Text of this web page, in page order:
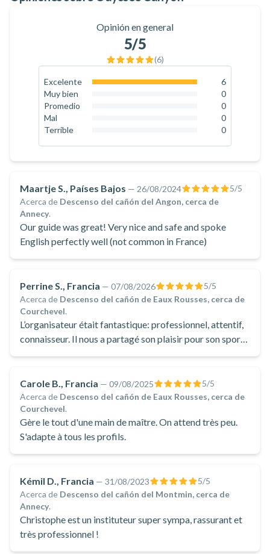
de unos conocimientos técnicos demostrados y de un
profundo amor por los barrancos.
Opinión en general
5/5
(6)
Excelente
6
Muy bien
0
Promedio
0
Mal
0
Terrible
0
Maartje S., Países Bajos — 26/08/2024 5/5
Acerca de Descenso del cañón del Angon, cerca de
Annecy.
Our guide was great! Very nice and safe and spoke
English perfectly well (not common in France)
Perrine S., Francia — 07/08/2026 5/5
Acerca de Descenso del cañón de Eaux Rousses, cerca de
Courchevel.
L’organisateur était fantastique: professionnel, attentif,
connaisseur. Il nous a partagé son plaisir pour son sport
Carole B., Francia — 09/08/2025 5/5
Acerca de Descenso del cañón de Eaux Rousses, cerca de
Courchevel.
Gère le tout d'une main de maître. On attend très peu.
S'adapte à tous les profils.
Kémil D., Francia — 31/08/2023 5/5
Acerca de Descenso del cañón del Montmin, cerca de
Annecy.
Christophe est un instituteur super sympa, rassurant et
très professionnel !